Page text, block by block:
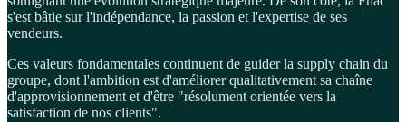
s'est bâtie sur l'indépendance, la passion et l'expertise de ses
vendeurs.
Ces valeurs fondamentales continuent de guider la supply chain du
groupe, dont l'ambition est d'améliorer qualitativement sa chaîne
d'approvisionnement et d'être "résolument orientée vers la
satisfaction de nos clients".